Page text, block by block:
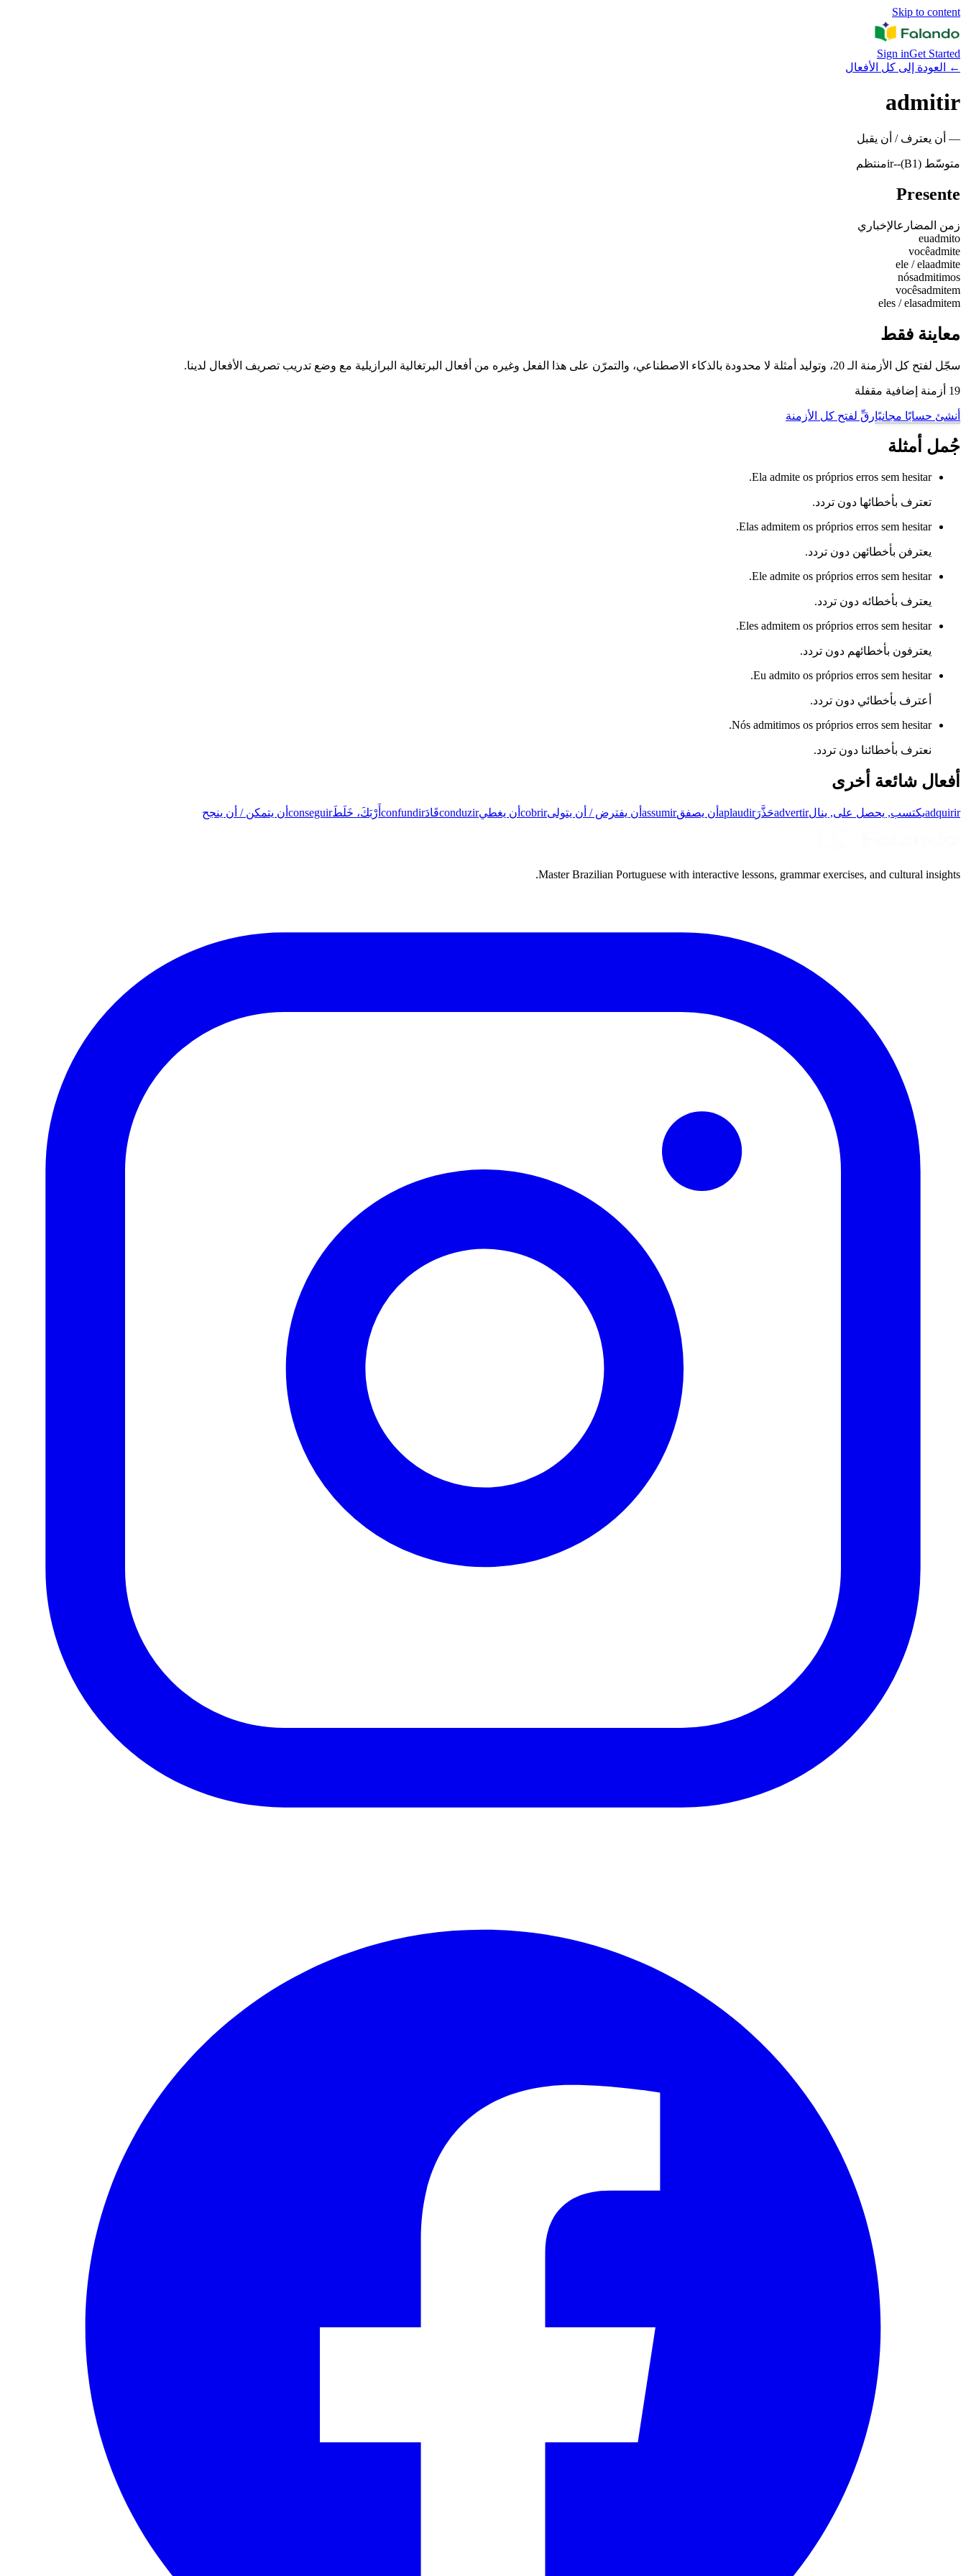
Skip to content
Sign inGet Started
←
العودة إلى كل الأفعال
admitir
— أن يعترف / أن يقبل
متوسّط (B1) -
-ir منتظم
Presente
زمن المضارعالإخباري
euadmito
vocêadmite
ele / elaadmite
nósadmitimos
vocêsadmitem
eles / elasadmitem
معاينة فقط
سجّل لفتح كل الأزمنة الـ 20، وتوليد أمثلة لا محدودة بالذكاء الاصطناعي، والتمرّن على هذا الفعل وغيره من أفعال البرتغالية البرازيلية مع وضع تدريب تصريف الأفعال لدينا.
19 أزمنة إضافية مقفلة
أنشئ حسابًا مجانيًارقِّ لفتح كل الأزمنة
جُمل أمثلة
Ela admite os próprios erros sem hesitar.
تعترف بأخطائها دون تردد.
Elas admitem os próprios erros sem hesitar.
يعترفن بأخطائهن دون تردد.
Ele admite os próprios erros sem hesitar.
يعترف بأخطائه دون تردد.
Eles admitem os próprios erros sem hesitar.
يعترفون بأخطائهم دون تردد.
Eu admito os próprios erros sem hesitar.
أعترف بأخطائي دون تردد.
Nós admitimos os próprios erros sem hesitar.
نعترف بأخطائنا دون تردد.
أفعال شائعة أخرى
adquirirيكتسب, يحصل على, ينالadvertirحَذَّرَaplaudir أن يصفقassumir أن يفترض / أن يتولىcobrir أن يغطيconduzirقَادَconfundir أَرْبَكَ، خَلَطَconseguir أن يتمكن / أن ينجح
Master Brazilian Portuguese with interactive lessons, grammar exercises, and cultural insights.